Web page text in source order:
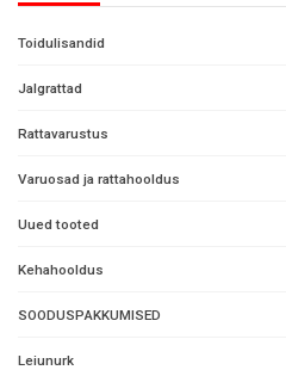
Toidulisandid
Jalgrattad
Rattavarustus
Varuosad ja rattahooldus
Uued tooted
Kehahooldus
SOODUSPAKKUMISED
Leiunurk